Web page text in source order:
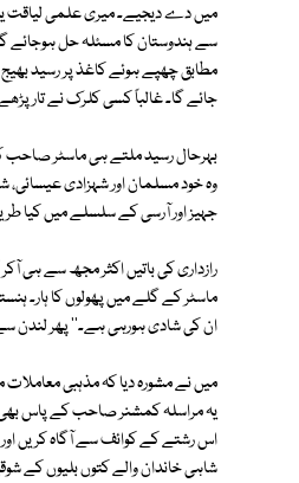
میں دے دیجیے۔ میری علمی لیاقت
سے ہندوستان کا مسئلہ حل ہوجائے
مطابق چھپے ہوئے کاغذ پر رسید بھیج
جائے گا۔ غالباً کسی کلرک نے تار پڑھے
بہرحال رسید ملتے ہی ماسٹر صاحب
وہ خود مسلمان اور شہزادی
جہیز اور آرسی کے سلسلے میں کیا
رازداری کی باتیں اکثر مجھ سے ہی
ماسٹر کے گلے میں پھولوں کا ہار۔
ان کی شادی ہورہی ہے۔'' پھر لندن
میں نے مشورہ دیا کہ مذہبی
یہ مراسلہ کمشنر صاحب کے پاس بھی
اس رشتے کے کوائف سے آگاہ کریں اور
شاہی خاندان والے کتوں بلیوں کے